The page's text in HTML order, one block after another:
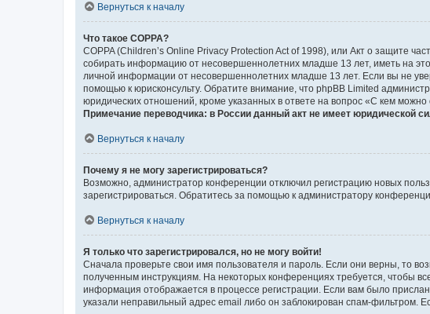
Вернуться к началу
Что такое COPPA?
COPPA (Children’s Online Privacy Protection Act of 1998), или Акт о защите
собирать информацию от несовершеннолетних младше 13 лет, иметь на
личной информации от несовершеннолетних младше 13 лет. Если вы не
помощью к юрисконсульту. Обратите внимание, что phpBB Limited
юридических отношений, кроме указанных в ответе на вопрос «С кем
Примечание переводчика: в России данный акт не имеет юридической
Вернуться к началу
Почему я не могу зарегистрироваться?
Возможно, администратор конференции отключил регистрацию новых
зарегистрироваться. Обратитесь за помощью к администратору
Вернуться к началу
Я только что зарегистрировался, но не могу войти!
Сначала проверьте свои имя пользователя и пароль. Если они верны, то
полученным инструкциям. На некоторых конференциях требуется, чтобы
информация отображается в процессе регистрации. Если вам было
указали неправильный адрес email либо он заблокирован спам-фильтром.